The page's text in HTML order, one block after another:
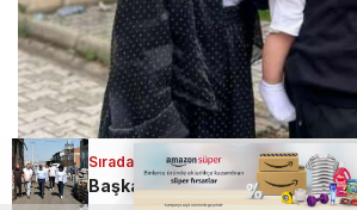
Sıradaki Haber